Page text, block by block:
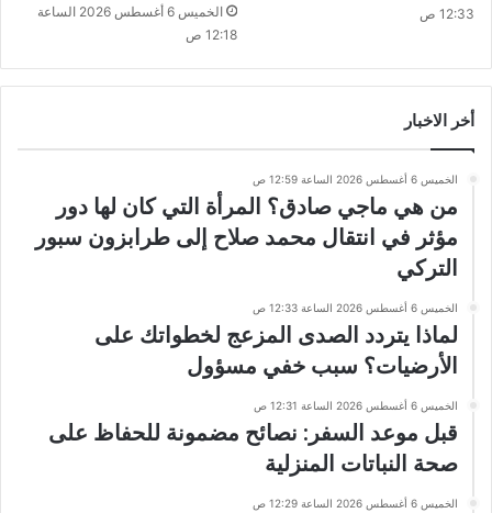
12:33 ص
الخميس 6 أغسطس 2026 الساعة
12:18 ص
أخر الاخبار
الخميس 6 أغسطس 2026 الساعة 12:59 ص
من هي ماجي صادق؟ المرأة التي كان لها دور
مؤثر في انتقال محمد صلاح إلى طرابزون سبور
التركي
الخميس 6 أغسطس 2026 الساعة 12:33 ص
لماذا يتردد الصدى المزعج لخطواتك على
الأرضيات؟ سبب خفي مسؤول
الخميس 6 أغسطس 2026 الساعة 12:31 ص
قبل موعد السفر: نصائح مضمونة للحفاظ على
صحة النباتات المنزلية
الخميس 6 أغسطس 2026 الساعة 12:29 ص